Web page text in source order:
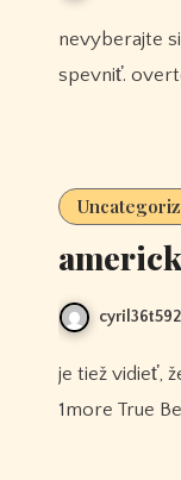
nevyberajte si preteky, kde je ťažký terén. ideálne podmienky by boli tam, kde je dobrá pôda alebo je dobré
spevniť.
je tiež vidieť, že z tohto dôvodu, alebo možno z dôvodu, 1more Fit Otvorené Slúchadlá S50 že hra môže byť 24/7,
1more True